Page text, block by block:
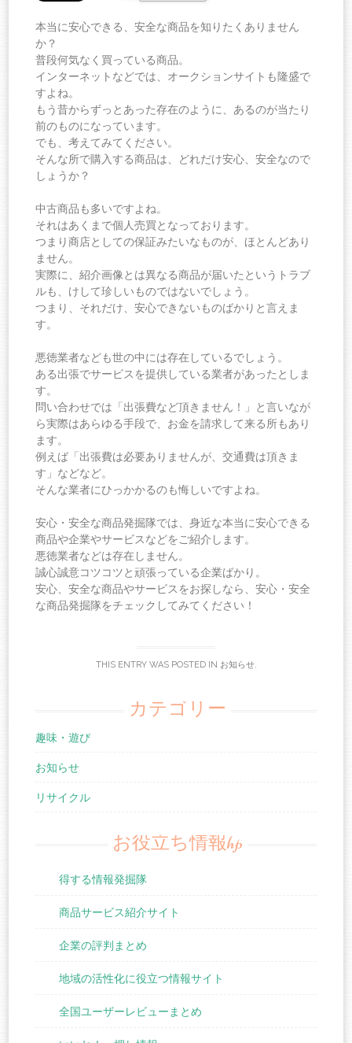
本当に安心できる、安全な商品を知りたくありません
か？
普段何気なく買っている商品。
インターネットなどでは、オークションサイトも隆盛で
すよね。
もう昔からずっとあった存在のように、あるのが当たり
前のものになっています。
でも、考えてみてください。
そんな所で購入する商品は、どれだけ安心、安全なので
しょうか？
中古商品も多いですよね。
それはあくまで個人売買となっております。
つまり商店としての保証みたいなものが、ほとんどあり
ません。
実際に、紹介画像とは異なる商品が届いたというトラブ
ルも、けして珍しいものではないでしょう。
つまり、それだけ、安心できないものばかりと言えま
す。
悪徳業者なども世の中には存在しているでしょう。
ある出張でサービスを提供している業者があったとしま
す。
問い合わせでは「出張費など頂きません！」と言いなが
ら実際はあらゆる手段で、お金を請求して来る所もあり
ます。
例えば「出張費は必要ありませんが、交通費は頂きま
す」などなど。
そんな業者にひっかかるのも悔しいですよね。
安心・安全な商品発掘隊では、身近な本当に安心できる
商品や企業やサービスなどをご紹介します。
悪徳業者などは存在しません。
誠心誠意コツコツと頑張っている企業ばかり。
安心、安全な商品やサービスをお探しなら、安心・安全
な商品発掘隊をチェックしてみてください！
THIS ENTRY WAS POSTED IN お知らせ.
カテゴリー
趣味・遊び
お知らせ
リサイクル
お役立ち情報hp
得する情報発掘隊
商品サービス紹介サイト
企業の評判まとめ
地域の活性化に役立つ情報サイト
全国ユーザーレビューまとめ